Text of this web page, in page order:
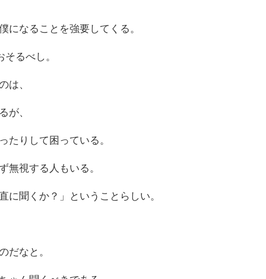
になることを強要してくる。
るべし。
は、
が、
たりして困っている。
無視する人もいる。
に聞くか？」ということらしい。
だなと。